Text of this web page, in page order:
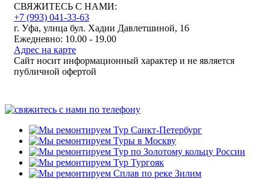
СВЯЖИТЕСЬ С НАМИ:
+7 (993) 041-33-63
г. Уфа, улица бул. Хадии Давлетшиной, 16
Ежедневно: 10.00 - 19.00
Адрес на карте
Сайт носит информационный характер и не является
публичной офертой